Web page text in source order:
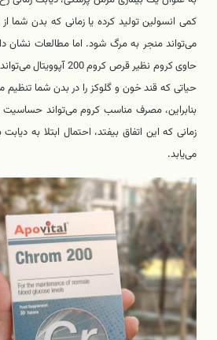
کمی انسولین تولید کرده یا زمانی که بدن شما
می‌تواند منجر به مرگ شود. اما مطالعات
حاوی کروم نظیر قرص کروم
حیاتی که قند خون و گلوکز را در بدن شما تنظیم
بنابراین، مصرف مناسب کروم می‌تواند حساسیت
زمانی که این اتفاق بیفتد، احتمال ابتلا به
می‌یابد.